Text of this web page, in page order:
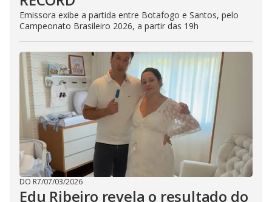
Emissora exibe a partida entre Botafogo e Santos, pelo
Campeonato Brasileiro 2026, a partir das 19h
DO R7/07/03/2026
Edu Ribeiro revela o resultado do